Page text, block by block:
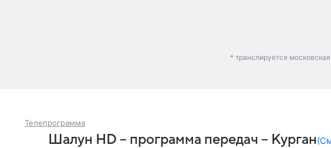
* транслируется
Телепрограмма
Шалун HD – программа передач – Курган(